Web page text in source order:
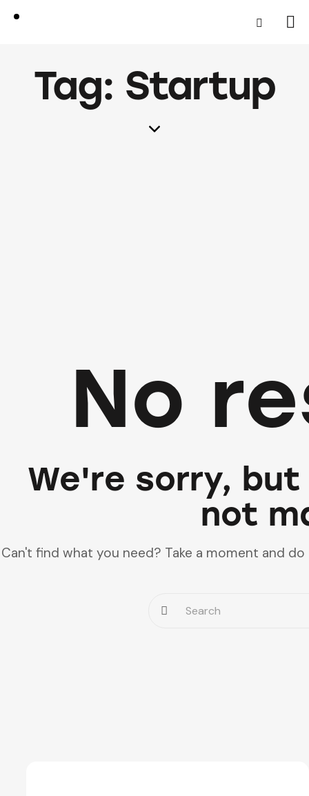
Tag: Startup
No
We're sorry,
not
Can't find what you need? Take a moment and